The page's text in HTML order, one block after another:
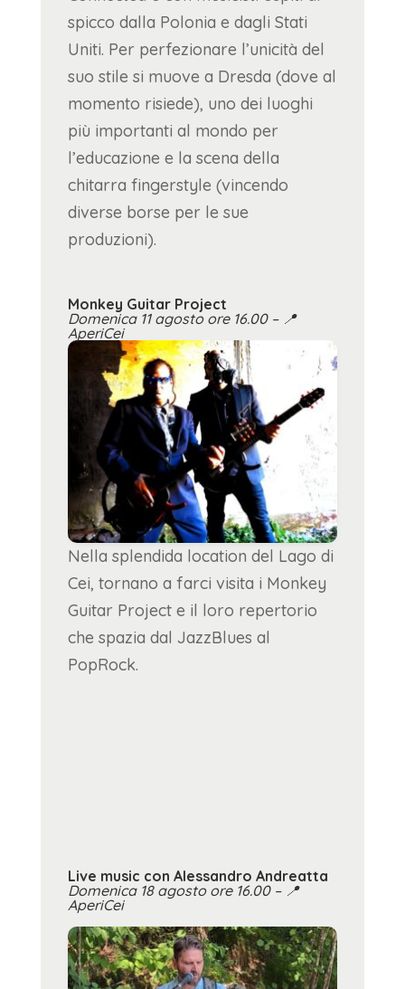
spicco dalla Polonia e dagli Stati
Uniti. Per perfezionare l’unicità del
suo stile si muove a Dresda (dove al
momento risiede), uno dei luoghi
più importanti al mondo per
l’educazione e la scena della
chitarra fingerstyle (vincendo
diverse borse per le sue
produzioni).
Monkey Guitar Project
Domenica 11 agosto ore 16.00 – 📍
AperiCei
Nella splendida location del Lago di
Cei, tornano a farci visita i Monkey
Guitar Project e il loro repertorio
che spazia dal JazzBlues al
PopRock.
Live music con Alessandro Andreatta
Domenica 18 agosto ore 16.00 – 📍
AperiCei